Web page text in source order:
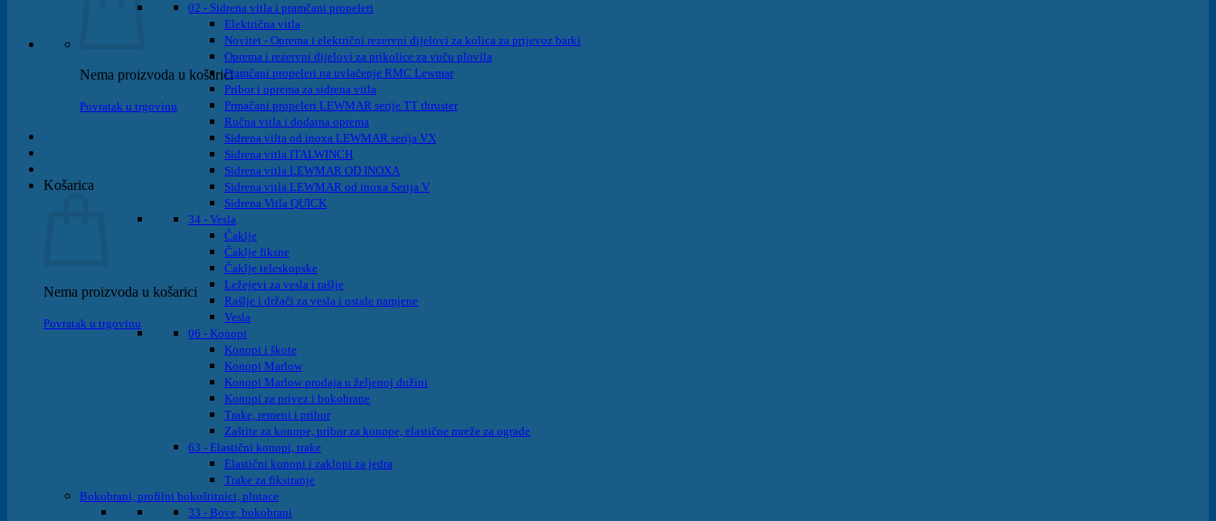
Nema proizvoda u košarici
Povratak u trgovinu
Košarica
Nema proizvoda u košarici
Povratak u trgovinu
02 - Sidrena vitla i pramčani propeleri
Električna vitla
Novitet - Oprema i električni rezervni dijelovi za kolica za prijevoz barki
Oprema i rezervni dijelovi za prikolice za vuču plovila
Pramčani propeleri na uvlačenje RMC Lewmar
Pribor i oprema za sidrena vitla
Prmačani propeleri LEWMAR serije TT thruster
Ručna vitla i dodatna oprema
Sidrena vilta od inoxa LEWMAR serija VX
Sidrena vitla ITALWINCH
Sidrena vitla LEWMAR OD INOXA
Sidrena vitla LEWMAR od inoxa Serija V
Sidrena Vitla QUICK
34 - Vesla
Čaklje
Čaklje fiksne
Čaklje teleskopske
Ležejevi za vesla i rašlje
Rašlje i držači za vesla i ostale namjene
Vesla
06 - Konopi
Konopi i škote
Konopi Marlow
Konopi Marlow prodaja u željenoj dužini
Konopi za privez i bokobrane
Trake, remeni i pribor
Zaštite za konope, pribor za konope, elastične mreže za ograde
63 - Elastični konopi, trake
Elastični konopi i zaklopi za jedra
Trake za fiksiranje
Bokobrani, profilni bokoštitnici, plutace
33 - Bove, bokobrani